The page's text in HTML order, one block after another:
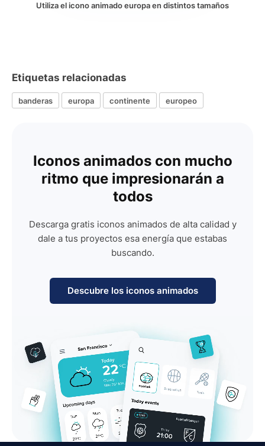
Utiliza el icono animado europa en distintos tamaños
Etiquetas relacionadas
banderas europa continente europeo
Iconos animados con mucho
ritmo que impresionarán a
todos
Descarga gratis iconos animados de alta calidad y
dale a tus proyectos esa energía que estabas
buscando.
Descubre los iconos animados